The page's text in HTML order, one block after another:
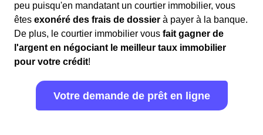
peu puisqu'en mandatant un courtier immobilier, vous
êtes exonéré des frais de dossier à payer à la banque.
De plus, le courtier immobilier vous fait gagner de
l'argent en négociant le meilleur taux immobilier
pour votre crédit!
Votre demande de prêt en ligne